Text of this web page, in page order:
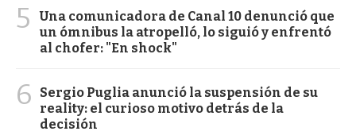
5
Una comunicadora de Canal 10 denunció que
un ómnibus la atropelló, lo siguió y enfrentó
al chofer: "En shock"
6
Sergio Puglia anunció la suspensión de su
reality: el curioso motivo detrás de la
decisión